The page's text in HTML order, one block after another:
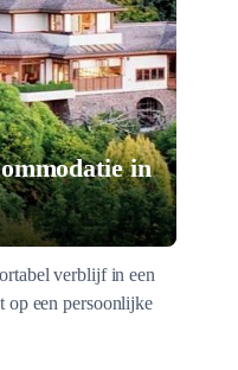
in
verblijf in een
op een persoonlijke